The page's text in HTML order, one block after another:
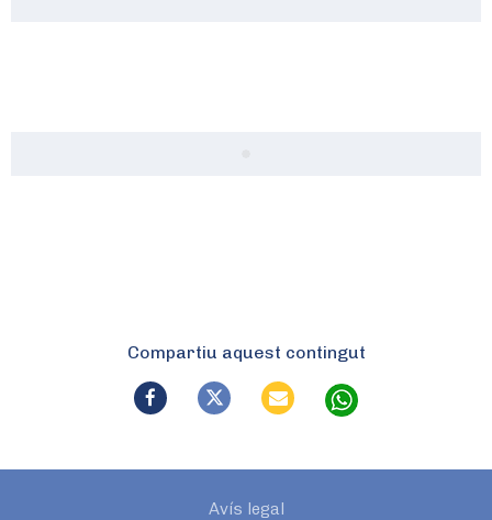
Compartiu aquest contingut
Avís legal